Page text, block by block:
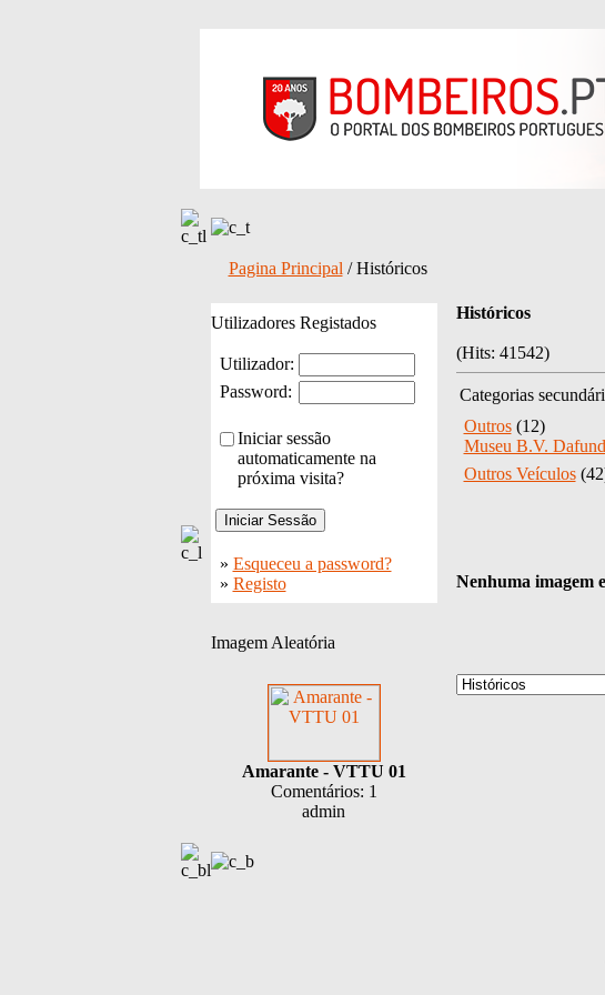
Pagina Principal / Históricos
Utilizadores Registados
Utilizador:
Password:
Iniciar sessão
automaticamente na
próxima visita?
» Esqueceu a password?
» Registo
Imagem Aleatória
Amarante - VTTU 01
Comentários: 1
admin
Históricos
(Hits: 41542)
Categorias
Outros(12)
Museu B.V.
Outros Veículos
Nenhuma imagem